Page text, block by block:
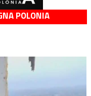
POLONIA